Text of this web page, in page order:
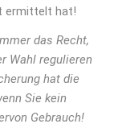
ermittelt hat!
das Recht,
Wahl regulieren
hat die
Sie kein
Gebrauch!